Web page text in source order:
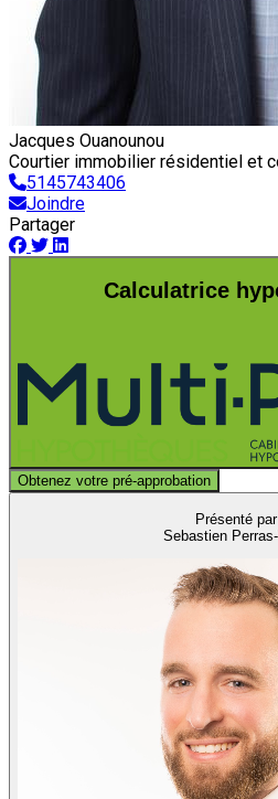
Jacques Ouanounou
Courtier immobilier résidentiel et
5145743406
Joindre
Partager
Calculatrice
Obtenez votre pré-approbation
Présenté par
Sebastien